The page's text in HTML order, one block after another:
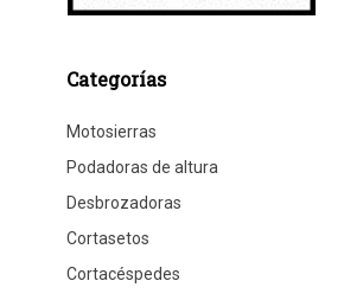
Categorías
Motosierras
Podadoras de altura
Desbrozadoras
Cortasetos
Cortacéspedes